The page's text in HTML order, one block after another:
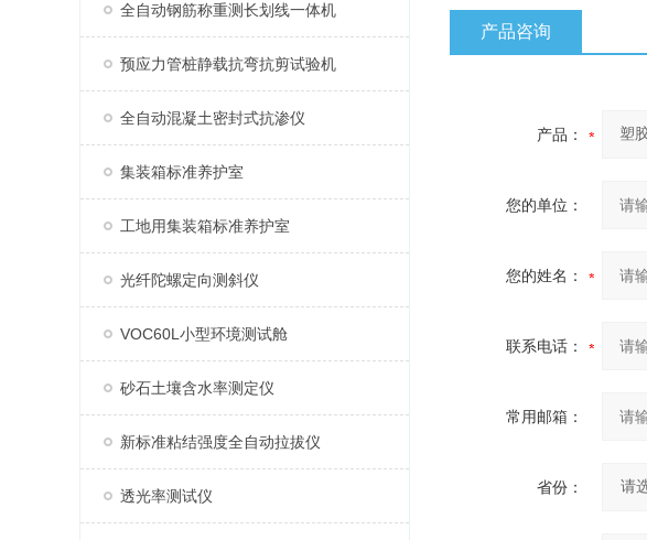
全自动钢筋称重测长划线一体机
预应力管桩静载抗弯抗剪试验机
全自动混凝土密封式抗渗仪
集装箱标准养护室
工地用集装箱标准养护室
光纤陀螺定向测斜仪
VOC60L小型环境测试舱
砂石土壤含水率测定仪
新标准粘结强度全自动拉拔仪
透光率测试仪
产品咨询
产品：
您的单位：
您的姓名：
联系电话：
常用邮箱：
省份：